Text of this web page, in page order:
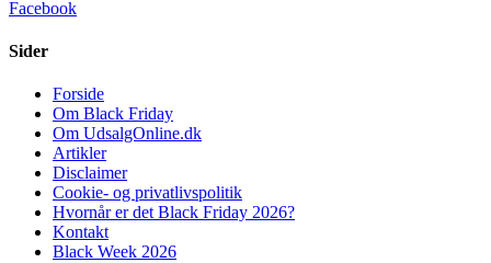
Facebook
Sider
Forside
Om Black Friday
Om UdsalgOnline.dk
Artikler
Disclaimer
Cookie- og privatlivspolitik
Hvornår er det Black Friday 2026?
Kontakt
Black Week 2026